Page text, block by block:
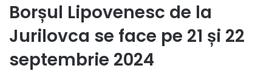
Borșul Lipovenesc de la
Jurilovca se face pe 21 și 22
septembrie 2024